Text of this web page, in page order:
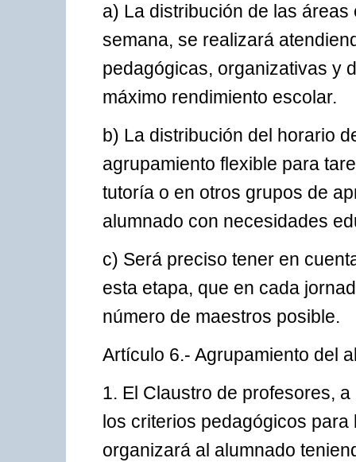
a) La distribución de las
semana, se realizará
pedagógicas, organizativas y
máximo rendimiento escolar.
b) La distribución del horario
agrupamiento flexible para
tutoría o en otros grupos de
alumnado con necesidades
c) Será preciso tener en
esta etapa, que en cada
número de maestros posible.
Artículo 6.- Agrupamiento del
1. El Claustro de profesores,
los criterios pedagógicos
organizará al alumnado